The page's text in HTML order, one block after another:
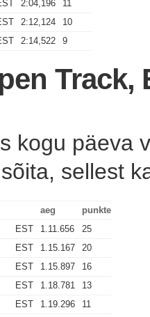
2:04,196
11
2:12,124
10
2:14,522 9
kogu päeva
sellest
aeg
punkte
EST 1.11.656
25
EST 1.15.167
20
EST 1.15.897
16
EST 1.18.781
13
EST 1.19.296
11